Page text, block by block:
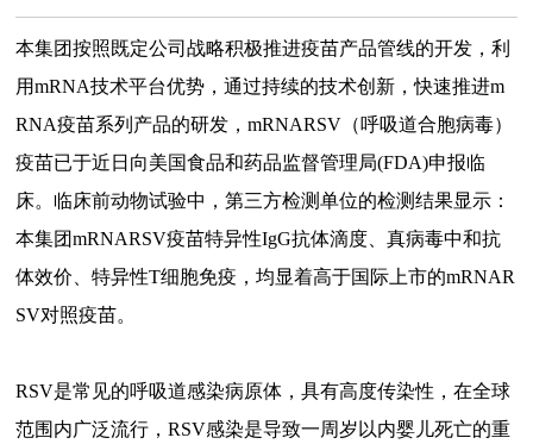
本集团按照既定公司战略积极推进疫苗产品管线的开发，利
用mRNA技术平台优势，通过持续的技术创新，快速推进m
RNA疫苗系列产品的研发，mRNARSV（呼吸道合胞病毒）
疫苗已于近日向美国食品和药品监督管理局(FDA)申报临
床。临床前动物试验中，第三方检测单位的检测结果显示：
本集团mRNARSV疫苗特异性IgG抗体滴度、真病毒中和抗
体效价、特异性T细胞免疫，均显着高于国际上市的mRNAR
SV对照疫苗。
RSV是常见的呼吸道感染病原体，具有高度传染性，在全球
范围内广泛流行，RSV感染是导致一周岁以内婴儿死亡的重